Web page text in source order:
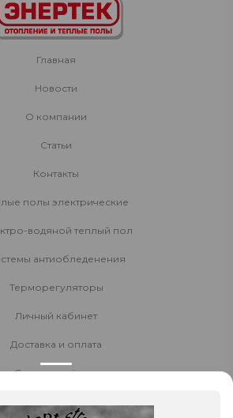
Главная
Новости
О компании
Статьи
Контакты
полы электрические
водяной теплый пол
антиобледенения
Терморегуляторы
Личный кабинет
Доставка и оплата
Стать партнёром